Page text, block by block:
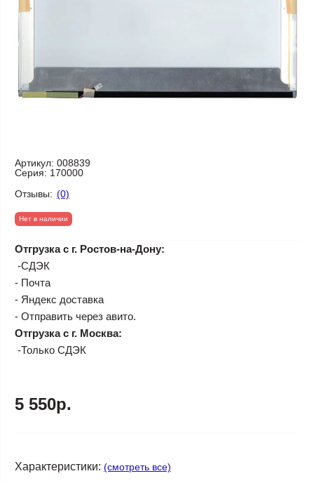
Артикул: 008839
Серия: 170000
Отзывы: (0)
Нет в наличии
Отгрузка с г. Ростов-на-Дону:
-СДЭК
- Почта
- Яндекс доставка
- Отправить через авито.
Отгрузка с г. Москва:
-Только СДЭК
5 550р.
Характеристики: (смотреть все)